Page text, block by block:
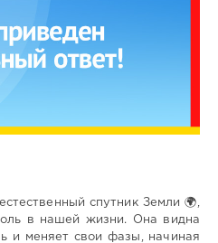
спутник Земли 🌍,
в нашей жизни. Она видна
и меняет свои фазы, начиная